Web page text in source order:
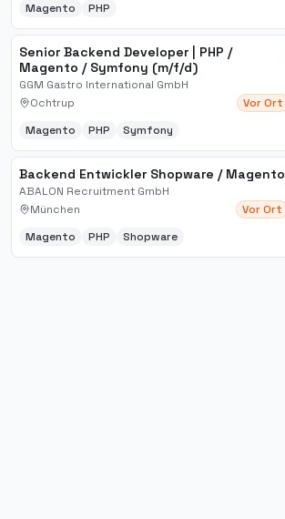
Magento PHP
Senior Backend Developer | PHP /
Magento / Symfony (m/f/d)
GGM Gastro International GmbH
Ochtrup
Vor Ort
Magento PHP Symfony
Backend Entwickler Shopware / Magento
ABALON Recruitment GmbH
München
Vor Ort
Magento PHP Shopware